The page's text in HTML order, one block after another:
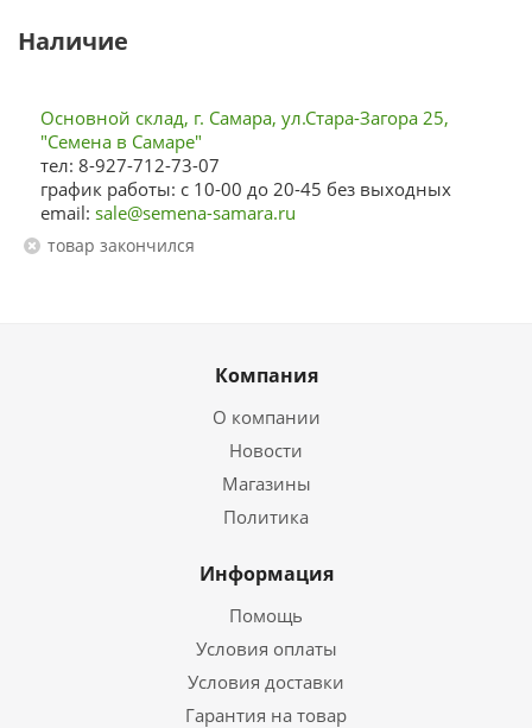
Наличие
Основной склад, г. Самара, ул.Стара-Загора 25,
"Семена в Самаре"
тел: 8-927-712-73-07
график работы: с 10-00 до 20-45 без выходных
email: sale@semena-samara.ru
Товар закончился
Компания
О компании
Новости
Магазины
Политика
Информация
Помощь
Условия оплаты
Условия доставки
Гарантия на товар